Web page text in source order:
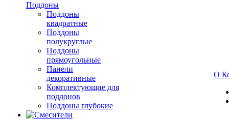
Поддоны
Поддоны
квадратные
Поддоны
полукруглые
Поддоны
прямоугольные
Панели
декоративные
Комплектующие для
поддонов
Поддоны глубокие
О